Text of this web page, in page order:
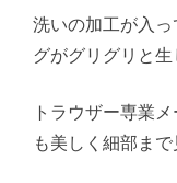
洗いの加工が入
グがグリグリと生
トラウザー専業
も美しく細部まで